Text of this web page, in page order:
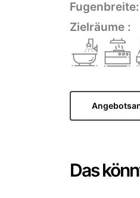
Fugenbreite:
Zielräume :
Das